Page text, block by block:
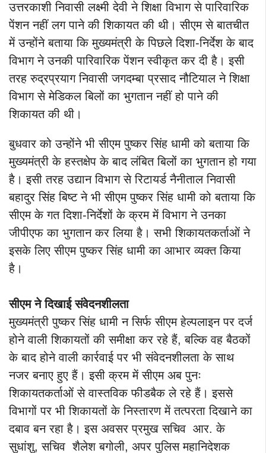
उत्तरकाशी निवासी लक्ष्मी देवी ने शिक्षा विभाग से पारिवारिक
पेंशन नहीं लग पाने की शिकायत की थी। सीएम से बातचीत
में उन्होंने बताया कि मुख्यमंत्री के पिछले दिशा-निर्देश के बाद
विभाग ने उनकी पारिवारिक पेंशन स्वीकृत कर दी है। इसी
तरह रुद्रप्रयाग निवासी जगदम्बा प्रसाद नौटियाल ने शिक्षा
विभाग से मेडिकल बिलों का भुगतान नहीं हो पाने की
शिकायत की थी।
बुधवार को उन्होंने भी सीएम पुष्कर सिंह धामी को बताया कि
मुख्यमंत्री के हस्तक्षेप के बाद लंबित बिलों का भुगतान हो गया
है। इसी तरह उद्यान विभाग से रिटायर्ड नैनीताल निवासी
बहादुर सिंह बिष्ट ने भी सीएम पुष्कर सिंह धामी को बताया कि
सीएम के गत दिशा-निर्देशों के क्रम में विभाग ने उनका
जीपीएफ का भुगतान कर लिया है। सभी शिकायतकर्ताओं ने
इसके लिए सीएम पुष्कर सिंह धामी का आभार व्यक्त किया
है।
सीएम ने दिखाई संवेदनशीलता
मुख्यमंत्री पुष्कर सिंह धामी न सिर्फ सीएम हेल्पलाइन पर दर्ज
होने वाली शिकायतों की समीक्षा कर रहे हैं, बल्कि वह बैठकों
के बाद होने वाली कार्रवाई पर भी संवेदनशीलता के साथ
नजर बनाए हुए हैं। इसी क्रम में सीएम अब पुनः
शिकायतकर्ताओं से वास्तविक फीडबैक ले रहे हैं। इससे
विभागों पर भी शिकायतों के निस्तारण में तत्परता दिखाने का
दबाव बन रहा है। इस अवसर प्रमुख सचिव आर. के
सुधांशु, सचिव शैलेश बगोली, अपर पुलिस महानिदेशक